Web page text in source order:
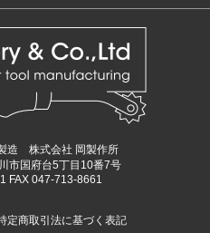
造 株式会社 岡製作所
市国府台5丁目10番7号
FAX 047-713-8661
定商取引法に基づく表記